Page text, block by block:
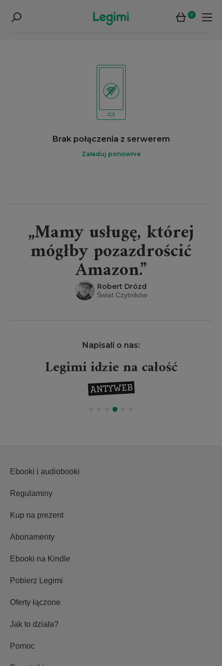
0
Brak połączenia z serwerem
Załaduj ponownie
„Mamy usługę, której
mógłby pozazdrościć
Amazon.”
Robert Drózd
Świat Czytników
Napisali o nas:
Legimi idzie na całość
Ebooki i audiobooki
Regulaminy
Kup na prezent
Abonamenty
Ebooki na Kindle
Pobierz Legimi
Oferty łączone
Jak to działa?
Pomoc